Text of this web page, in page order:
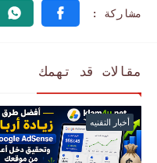
مقالات قد تهمك
أخبار التقنيه